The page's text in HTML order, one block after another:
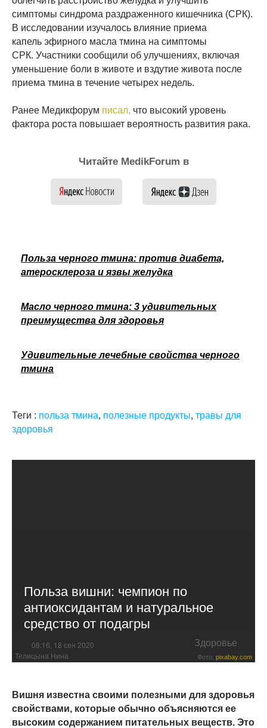
симптомы синдрома раздраженного кишечника (СРК).
В исследовании изучалось влияние приема
капель эфирного масла тмина на симптомы
СРК. Участники сообщили об улучшениях, включая
уменьшение боли в животе и вздутие живота после
приема тмина в течение четырех недель.
Ранее Медикфорум писал, что высокий уровень
фактора роста повышает вероятность развития рака.
Читайте MedikForum в
Польза черного тмина: против диабета,
атеросклероза и язвы желудка
Масло черного тмина: 3 удивительных
преимущества для здоровья
Удивительные лечебные свойства черного
тмина
Теги : польза тмина, полезные продукты, травы для
здоровья
Польза вишни: чемпион по
антиоксидантам и натуральное
средство от подагры
08:16, 18 сен 2020 Здоровье
Телицына Нина Фото: pixabay.com
Вишня известна своими полезными для здоровья
свойствами, которые обычно объясняются ее
высоким содержанием питательных веществ. Это